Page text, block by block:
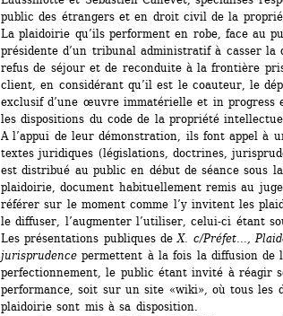
public des étrangers et en droit civil de la
La plaidoirie qu’ils performent en robe, face au
présidente d’un tribunal administratif à casser la
refus de séjour et de reconduite à la frontière
client, en considérant qu’il est le coauteur, le
exclusif d’une œuvre immatérielle et in progress
les dispositions du code de la propriété
A l’appui de leur démonstration, ils font appel à
textes juridiques (législations, doctrines,
est distribué au public en début de séance sous
plaidoirie, document habituellement remis au
référer sur le moment comme l’y invitent les
le diffuser, l’augmenter l’utiliser, celui-ci étant
Les présentations publiques de X. c/Préfet...,
jurisprudence permettent à la fois la diffusion de
perfectionnement, le public étant invité à réagir
performance, soit sur un site «wiki», où tous les
plaidoirie sont mis à sa disposition.